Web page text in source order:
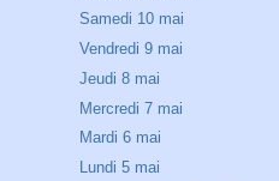
Samedi 10 mai
Vendredi 9 mai
Jeudi 8 mai
Mercredi 7 mai
Mardi 6 mai
Lundi 5 mai